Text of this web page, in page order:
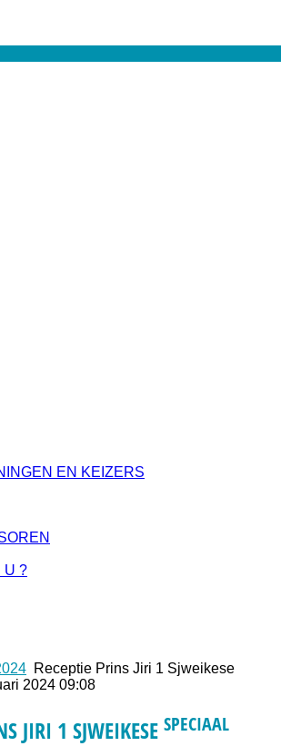
EN KEIZERS
U ?
Receptie Prins Jiri 1 Sjweikese
2024 09:08
JIRI 1 SJWEIKESE SPECIAAL